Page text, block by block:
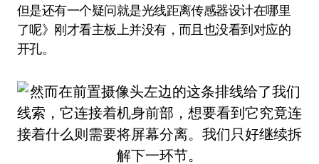
但是还有一个疑问就是光线距离传感器设计在哪里
了呢》刚才看主板上并没有，而且也没看到对应的
开孔。